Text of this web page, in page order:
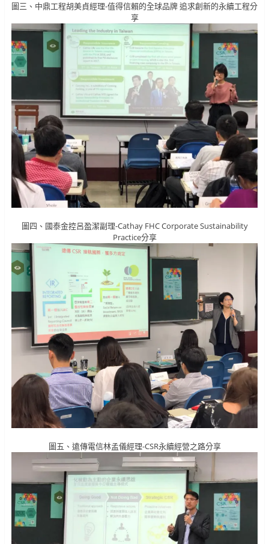
圖三、中鼎工程胡美貞經理-值得信賴的全球品牌 追求創新的永續工程分
享
圖四、國泰金控呂盈潔副理-Cathay FHC Corporate Sustainability
Practice分享
圖五、遠傳電信林孟儀經理-CSR永續經營之路分享